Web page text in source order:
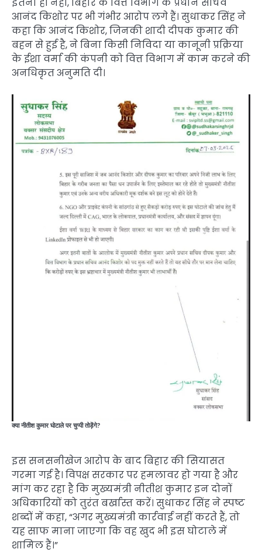
आनंद किशोर पर भी गंभीर आरोप लगे हैं। सुधाकर सिंह ने
कहा कि आनंद किशोर, जिनकी शादी दीपक कुमार की
बहन से हुई है, ने बिना किसी निविदा या कानूनी प्रक्रिया
के ईशा वर्मा की कंपनी को वित्त विभाग में काम करने की
अनधिकृत अनुमति दी।
क्या नीतीश कुमार घोटाले पर चुप्पी तोड़ेंगे?
इस सनसनीखेज आरोप के बाद बिहार की सियासत
गरमा गई है। विपक्ष सरकार पर हमलावर हो गया है और
मांग कर रहा है कि मुख्यमंत्री नीतीश कुमार इन दोनों
अधिकारियों को तुरंत बर्खास्त करें। सुधाकर सिंह ने स्पष्ट
शब्दों में कहा, “अगर मुख्यमंत्री कार्रवाई नहीं करते हैं, तो
यह साफ माना जाएगा कि वह खुद भी इस घोटाले में
शामिल हैं।”